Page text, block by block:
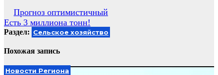
Навигация
по
записям
Прогноз оптимистичный
Есть 3 миллиона тонн!
Раздел: Сельское хозяйство
Похожая запись
Новости Региона